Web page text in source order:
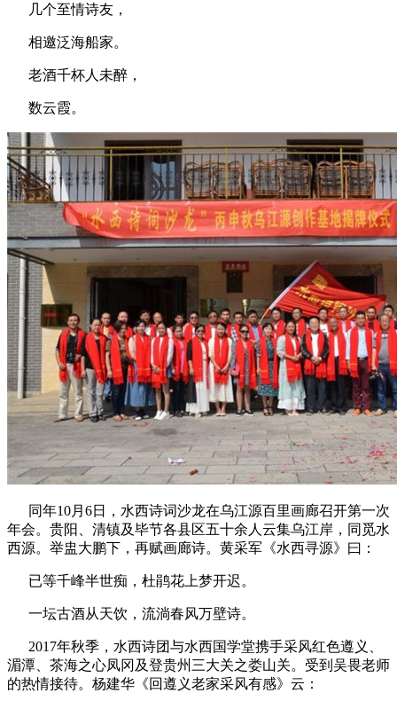
几个至情诗友，
相邀泛海船家。
老酒千杯人未醉，
数云霞。
同年10月6日，水西诗词沙龙在乌江源百里画廊召开第一次
年会。贵阳、清镇及毕节各县区五十余人云集乌江岸，同觅水
西源。举盅大鹏下，再赋画廊诗。黄采军《水西寻源》曰：
已等千峰半世痴，杜鹃花上梦开迟。
一坛古酒从天饮，流淌春风万壁诗。
2017年秋季，水西诗团与水西国学堂携手采风红色遵义、
湄潭、茶海之心凤冈及登贵州三大关之娄山关。受到吴畏老师
的热情接待。杨建华《回遵义老家采风有感》云：